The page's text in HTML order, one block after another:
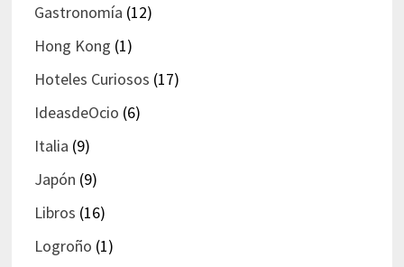
Gastronomía (12)
Hong Kong (1)
Hoteles Curiosos (17)
IdeasdeOcio (6)
Italia (9)
Japón (9)
Libros (16)
Logroño (1)